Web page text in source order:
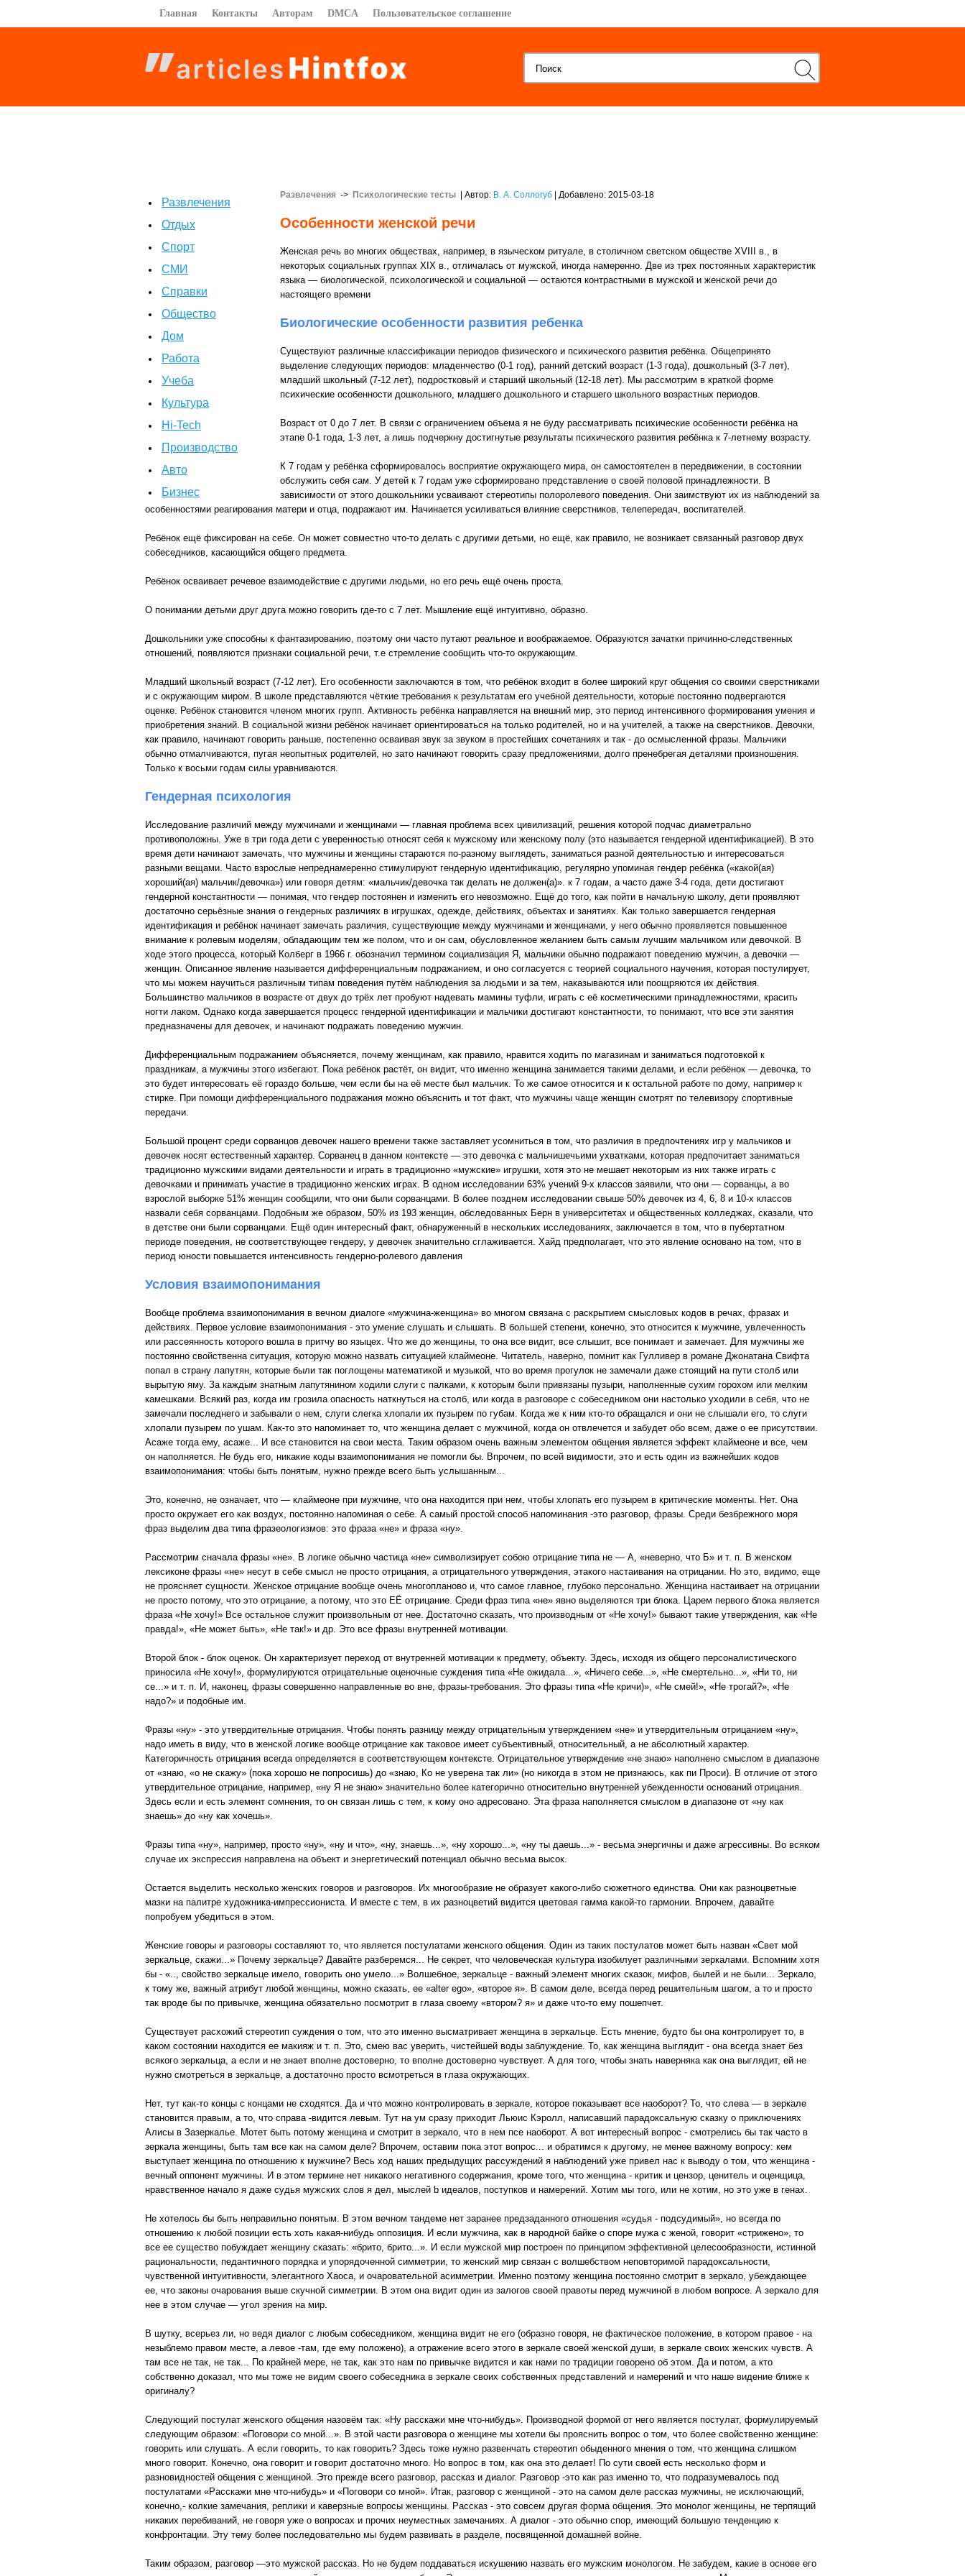
Главная Контакты Авторам DMCA Пользовательское соглашение
Развлечения
Отдых
Спорт
СМИ
Справки
Общество
Дом
Работа
Учеба
Культура
Hi-Tech
Производство
Авто
Бизнес
Развлечения -> Психологические тесты | Автор: В. А. Соллогуб | Добавлено: 2015-03-18
Особенности женской речи
Женская речь во многих обществах, например, в языческом ритуале, в столичном светском обществе XVIII в., в
некоторых социальных группах XIX в., отличалась от мужской, иногда намеренно. Две из трех постоянных характеристик
языка — биологической, психологической и социальной — остаются контрастными в мужской и женской речи до
настоящего времени
Биологические особенности развития ребенка
Существуют различные классификации периодов физического и психического развития ребёнка. Общепринято
выделение следующих периодов: младенчество (0-1 год), ранний детский возраст (1-3 года), дошкольный (3-7 лет),
младший школьный (7-12 лет), подростковый и старший школьный (12-18 лет). Мы рассмотрим в краткой форме
психические особенности дошкольного, младшего дошкольного и старшего школьного возрастных периодов.
Возраст от 0 до 7 лет. В связи с ограничением объема я не буду рассматривать психические особенности ребёнка на
этапе 0-1 года, 1-3 лет, а лишь подчеркну достигнутые результаты психического развития ребёнка к 7-летнему возрасту.
К 7 годам у ребёнка сформировалось восприятие окружающего мира, он самостоятелен в передвижении, в состоянии
обслужить себя сам. У детей к 7 годам уже сформировано представление о своей половой принадлежности. В
зависимости от этого дошкольники усваивают стереотипы полоролевого поведения. Они заимствуют их из наблюдений за
особенностями реагирования матери и отца, подражают им. Начинается усиливаться влияние сверстников, телепередач, воспитателей.
Ребёнок ещё фиксирован на себе. Он может совместно что-то делать с другими детьми, но ещё, как правило, не возникает связанный разговор двух
собеседников, касающийся общего предмета.
Ребёнок осваивает речевое взаимодействие с другими людьми, но его речь ещё очень проста.
О понимании детьми друг друга можно говорить где-то с 7 лет. Мышление ещё интуитивно, образно.
Дошкольники уже способны к фантазированию, поэтому они часто путают реальное и воображаемое. Образуются зачатки причинно-следственных
отношений, появляются признаки социальной речи, т.е стремление сообщить что-то окружающим.
Младший школьный возраст (7-12 лет). Его особенности заключаются в том, что ребёнок входит в более широкий круг общения со своими сверстниками
и с окружающим миром. В школе представляются чёткие требования к результатам его учебной деятельности, которые постоянно подвергаются
оценке. Ребёнок становится членом многих групп. Активность ребёнка направляется на внешний мир, это период интенсивного формирования умения и
приобретения знаний. В социальной жизни ребёнок начинает ориентироваться на только родителей, но и на учителей, а также на сверстников. Девочки,
как правило, начинают говорить раньше, постепенно осваивая звук за звуком в простейших сочетаниях и так - до осмысленной фразы. Мальчики
обычно отмалчиваются, пугая неопытных родителей, но зато начинают говорить сразу предложениями, долго пренебрегая деталями произношения.
Только к восьми годам силы уравниваются.
Гендерная психология
Исследование различий между мужчинами и женщинами — главная проблема всех цивилизаций, решения которой подчас диаметрально
противоположны. Уже в три года дети с уверенностью относят себя к мужскому или женскому полу (это называется гендерной идентификацией). В это
время дети начинают замечать, что мужчины и женщины стараются по-разному выглядеть, заниматься разной деятельностью и интересоваться
разными вещами. Часто взрослые непреднамеренно стимулируют гендерную идентификацию, регулярно упоминая гендер ребёнка («какой(ая)
хороший(ая) мальчик/девочка») или говоря детям: «мальчик/девочка так делать не должен(а)». к 7 годам, а часто даже 3-4 года, дети достигают
гендерной константности — понимая, что гендер постоянен и изменить его невозможно. Ещё до того, как пойти в начальную школу, дети проявляют
достаточно серьёзные знания о гендерных различиях в игрушках, одежде, действиях, объектах и занятиях. Как только завершается гендерная
идентификация и ребёнок начинает замечать различия, существующие между мужчинами и женщинами, у него обычно проявляется повышенное
внимание к ролевым моделям, обладающим тем же полом, что и он сам, обусловленное желанием быть самым лучшим мальчиком или девочкой. В
ходе этого процесса, который Колберг в 1966 г. обозначил термином социализация Я, мальчики обычно подражают поведению мужчин, а девочки —
женщин. Описанное явление называется дифференциальным подражанием, и оно согласуется с теорией социального научения, которая постулирует,
что мы можем научиться различным типам поведения путём наблюдения за людьми и за тем, наказываются или поощряются их действия.
Большинство мальчиков в возрасте от двух до трёх лет пробуют надевать мамины туфли, играть с её косметическими принадлежностями, красить
ногти лаком. Однако когда завершается процесс гендерной идентификации и мальчики достигают константности, то понимают, что все эти занятия
предназначены для девочек, и начинают подражать поведению мужчин.
Дифференциальным подражанием объясняется, почему женщинам, как правило, нравится ходить по магазинам и заниматься подготовкой к
праздникам, а мужчины этого избегают. Пока ребёнок растёт, он видит, что именно женщина занимается такими делами, и если ребёнок — девочка, то
это будет интересовать её гораздо больше, чем если бы на её месте был мальчик. То же самое относится и к остальной работе по дому, например к
стирке. При помощи дифференциального подражания можно объяснить и тот факт, что мужчины чаще женщин смотрят по телевизору спортивные
передачи.
Большой процент среди сорванцов девочек нашего времени также заставляет усомниться в том, что различия в предпочтениях игр у мальчиков и
девочек носят естественный характер. Сорванец в данном контексте — это девочка с мальчишечьими ухватками, которая предпочитает заниматься
традиционно мужскими видами деятельности и играть в традиционно «мужские» игрушки, хотя это не мешает некоторым из них также играть с
девочками и принимать участие в традиционно женских играх. В одном исследовании 63% учений 9-х классов заявили, что они — сорванцы, а во
взрослой выборке 51% женщин сообщили, что они были сорванцами. В более позднем исследовании свыше 50% девочек из 4, 6, 8 и 10-х классов
назвали себя сорванцами. Подобным же образом, 50% из 193 женщин, обследованных Берн в университетах и общественных колледжах, сказали, что
в детстве они были сорванцами. Ещё один интересный факт, обнаруженный в нескольких исследованиях, заключается в том, что в пубертатном
периоде поведения, не соответствующее гендеру, у девочек значительно сглаживается. Хайд предполагает, что это явление основано на том, что в
период юности повышается интенсивность гендерно-ролевого давления
Условия взаимопонимания
Вообще проблема взаимопонимания в вечном диалоге «мужчина-женщина» во многом связана с раскрытием смысловых кодов в речах, фразах и
действиях. Первое условие взаимопонимания - это умение слушать и слышать. В большей степени, конечно, это относится к мужчине, увлеченность
или рассеянность которого вошла в притчу во языцех. Что же до женщины, то она все видит, все слышит, все понимает и замечает. Для мужчины же
постоянно свойственна ситуация, которую можно назвать ситуацией клаймеоне. Читатель, наверно, помнит как Гулливер в романе Джонатана Свифта
попал в страну лапутян, которые были так поглощены математикой и музыкой, что во время прогулок не замечали даже стоящий на пути столб или
вырытую яму. За каждым знатным лапутянином ходили слуги с палками, к которым были привязаны пузыри, наполненные сухим горохом или мелким
камешками. Всякий раз, когда им грозила опасность наткнуться на столб, или когда в разговоре с собеседником они настолько уходили в себя, что не
замечали последнего и забывали о нем, слуги слегка хлопали их пузырем по губам. Когда же к ним кто-то обращался и они не слышали его, то слуги
хлопали пузырем по ушам. Как-то это напоминает то, что женщина делает с мужчиной, когда он отвлечется и забудет обо всем, даже о ее присутствии.
Асаже тогда ему, асаже... И все становится на свои места. Таким образом очень важным элементом общения является эффект клаймеоне и все, чем
он наполняется. Не будь его, никакие коды взаимопонимания не помогли бы. Впрочем, по всей видимости, это и есть один из важнейших кодов
взаимопонимания: чтобы быть понятым, нужно прежде всего быть услышанным...
Это, конечно, не означает, что — клаймеоне при мужчине, что она находится при нем, чтобы хлопать его пузырем в критические моменты. Нет. Она
просто окружает его как воздух, постоянно напоминая о себе. А самый простой способ напоминания -это разговор, фразы. Среди безбрежного моря
фраз выделим два типа фразеологизмов: это фраза «не» и фраза «ну».
Рассмотрим сначала фразы «не». В логике обычно частица «не» символизирует собою отрицание типа не — А, «неверно, что Б» и т. п. В женском
лексиконе фразы «не» несут в себе смысл не просто отрицания, а отрицательного утверждения, этакого настаивания на отрицании. Но это, видимо, еще
не проясняет сущности. Женское отрицание вообще очень многопланово и, что самое главное, глубоко персонально. Женщина настаивает на отрицании
не просто потому, что это отрицание, а потому, что это ЕЁ отрицание. Среди фраз типа «не» явно выделяются три блока. Царем первого блока является
фраза «Не хочу!» Все остальное служит произвольным от нее. Достаточно сказать, что производным от «Не хочу!» бывают такие утверждения, как «Не
правда!», «Не может быть», «Не так!» и др. Это все фразы внутренней мотивации.
Второй блок - блок оценок. Он характеризует переход от внутренней мотивации к предмету, объекту. Здесь, исходя из общего персоналистического
приносила «Не хочу!», формулируются отрицательные оценочные суждения типа «Не ожидала...», «Ничего себе...», «Не смертельно...», «Ни то, ни
се...» и т. п. И, наконец, фразы совершенно направленные во вне, фразы-требования. Это фразы типа «Не кричи)», «Не смей!», «Не трогай?», «Не
надо?» и подобные им.
Фразы «ну» - это утвердительные отрицания. Чтобы понять разницу между отрицательным утверждением «не» и утвердительным отрицанием «ну»,
надо иметь в виду, что в женской логике вообще отрицание как таковое имеет субъективный, относительный, а не абсолютный характер.
Категоричность отрицания всегда определяется в соответствующем контексте. Отрицательное утверждение «не знаю» наполнено смыслом в диапазоне
от «знаю, «о не скажу» (пока хорошо не попросишь) до «знаю, Ко не уверена так ли» (но никогда в этом не признаюсь, как пи Проси). В отличие от этого
утвердительное отрицание, например, «ну Я не знаю» значительно более категорично относительно внутренней убежденности оснований отрицания.
Здесь если и есть элемент сомнения, то он связан лишь с тем, к кому оно адресовано. Эта фраза наполняется смыслом в диапазоне от «ну как
знаешь» до «ну как хочешь».
Фразы типа «ну», например, просто «ну», «ну и что», «ну, знаешь...», «ну хорошо...», «ну ты даешь...» - весьма энергичны и даже агрессивны. Во всяком
случае их экспрессия направлена на объект и энергетический потенциал обычно весьма высок.
Остается выделить несколько женских говоров и разговоров. Их многообразие не образует какого-либо сюжетного единства. Они как разноцветные
мазки на палитре художника-импрессиониста. И вместе с тем, в их разноцветий видится цветовая гамма какой-то гармонии. Впрочем, давайте
попробуем убедиться в этом.
Женские говоры и разговоры составляют то, что является постулатами женского общения. Один из таких постулатов может быть назван «Свет мой
зеркальце, скажи...» Почему зеркальце? Давайте разберемся... Не секрет, что человеческая культура изобилует различными зеркалами. Вспомним хотя
бы - «.., свойство зеркальце имело, говорить оно умело...» Волшебное, зеркальце - важный элемент многих сказок, мифов, былей и не были... Зеркало,
к тому же, важный атрибут любой женщины, можно сказать, ее «alter ego», «второе я». В самом деле, всегда перед решительным шагом, а то и просто
так вроде бы по привычке, женщина обязательно посмотрит в глаза своему «втором? я» и даже что-то ему пошепчет.
Существует расхожий стереотип суждения о том, что это именно высматривает женщина в зеркальце. Есть мнение, будто бы она контролирует то, в
каком состоянии находится ее макияж и т. п. Это, смею вас уверить, чистейшей воды заблуждение. То, как женщина выглядит - она всегда знает без
всякого зеркальца, а если и не знает вполне достоверно, то вполне достоверно чувствует. А для того, чтобы знать наверняка как она выглядит, ей не
нужно смотреться в зеркальце, а достаточно просто всмотреться в глаза окружающих.
Нет, тут как-то концы с концами не сходятся. Да и что можно контролировать в зеркале, которое показывает все наоборот? То, что слева — в зеркале
становится правым, а то, что справа -видится левым. Тут на ум сразу приходит Льюис Кэролл, написавший парадоксальную сказку о приключениях
Алисы в Зазеркалье. Мотет быть потому женщина и смотрит в зеркало, что в нем псе наоборот. А вот интересный вопрос - смотрелись бы так часто в
зеркала женщины, быть там все как на самом деле? Впрочем, оставим пока этот вопрос... и обратимся к другому, не менее важному вопросу: кем
выступает женщина по отношению к мужчине? Весь ход наших предыдущих рассуждений я наблюдений уже привел нас к выводу о том, что женщина -
вечный оппонент мужчины. И в этом термине нет никакого негативного содержания, кроме того, что женщина - критик и цензор, ценитель и оценщица,
нравственное начало я даже судья мужских слов я дел, мыслей b идеалов, поступков и намерений. Хотим мы того, или не хотим, но это уже в генах.
Не хотелось бы быть неправильно понятым. В этом вечном тандеме нет заранее предзаданного отношения «судья - подсудимый», но всегда по
отношению к любой позиции есть хоть какая-нибудь оппозиция. И если мужчина, как в народной байке о споре мужа с женой, говорит «стрижено», то
все ее существо побуждает женщину сказать: «брито, брито...». И если мужской мир построен по принципом эффективной целесообразности, истинной
рациональности, педантичного порядка и упорядоченной симметрии, то женский мир связан с волшебством неповторимой парадоксальности,
чувственной интуитивности, элегантного Хаоса, и очаровательной асимметрии. Именно поэтому женщина постоянно смотрит в зеркало, убеждающее
ее, что законы очарования выше скучной симметрии. В этом она видит один из залогов своей правоты перед мужчиной в любом вопросе. А зеркало для
нее в этом случае — угол зрения на мир.
В шутку, всерьез ли, но ведя диалог с любым собеседником, женщина видит не его (образно говоря, не фактическое положение, в котором правое - на
незыблемо правом месте, а левое -там, где ему положено), а отражение всего этого в зеркале своей женской души, в зеркале своих женских чувств. А
там все не так, не так... По крайней мере, не так, как это нам по привычке видится и как нами по традиции говорено об этом. Да и потом, а кто
собственно доказал, что мы тоже не видим своего собеседника в зеркале своих собственных представлений и намерений и что наше видение ближе к
оригиналу?
Следующий постулат женского общения назовём так: «Ну расскажи мне что-нибудь». Производной формой от него является постулат, формулируемый
следующим образом: «Поговори со мной...». В этой части разговора о женщине мы хотели бы прояснить вопрос о том, что более свойственно женщине:
говорить или слушать. А если говорить, то как говорить? Здесь тоже нужно развенчать стереотип обыденного мнения о том, что женщина слишком
много говорит. Конечно, она говорит и говорит достаточно много. Но вопрос в том, как она это делает! По сути своей есть несколько форм и
разновидностей общения с женщиной. Это прежде всего разговор, рассказ и диалог. Разговор -это как раз именно то, что подразумевалось под
постулатами «Расскажи мне что-нибудь» и «Поговори со мной». Итак, разговор с женщиной - это на самом деле рассказ мужчины, не исключающий,
конечно,- колкие замечания, реплики и каверзные вопросы женщины. Рассказ - это совсем другая форма общения. Это монолог женщины, не терпящий
никаких перебиваний, не говоря уже о вопросах и прочих неуместных замечаниях. А диалог - это обычно спор, имеющий большую тенденцию к
конфронтации. Эту тему более последовательно мы будем развивать в разделе, посвященной домашней войне.
Таким образом, разговор —это мужской рассказ. Но не будем поддаваться искушению назвать его мужским монологом. Не забудем, какие в основе его